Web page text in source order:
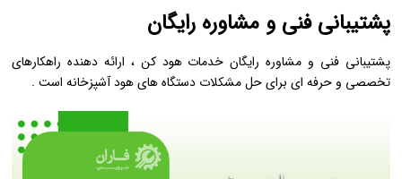
پشتیبانی فنی و مشاوره رایگان
پشتیبانی فنی و مشاوره رایگان خدمات هود کن ، ارائه ‌دهنده راهکارهای
تخصصی و حرفه‌ ای برای حل مشکلات دستگاه ‌های هود آشپزخانه است .